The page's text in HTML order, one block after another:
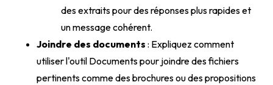
des extraits pour des réponses plus rapides et
un message cohérent.
Joindre des documents : Expliquez comment
utiliser l'outil Documents pour joindre des fichiers
pertinents comme des brochures ou des propositions